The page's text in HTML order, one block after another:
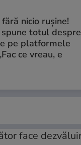
nicio rușine!
totul despre
pe platformele
ce vreau, e